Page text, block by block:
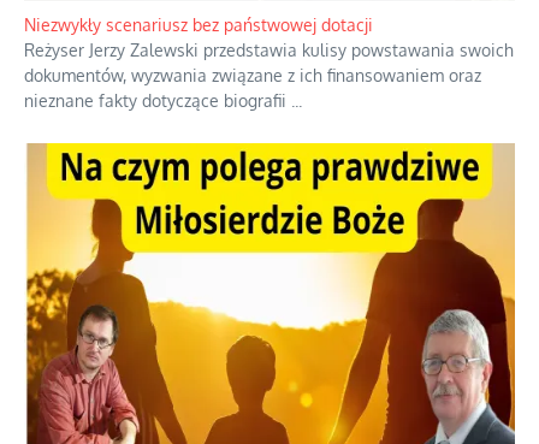
Niezwykły scenariusz bez państwowej dotacji
Reżyser Jerzy Zalewski przedstawia kulisy powstawania swoich
dokumentów, wyzwania związane z ich finansowaniem oraz
nieznane fakty dotyczące biografii